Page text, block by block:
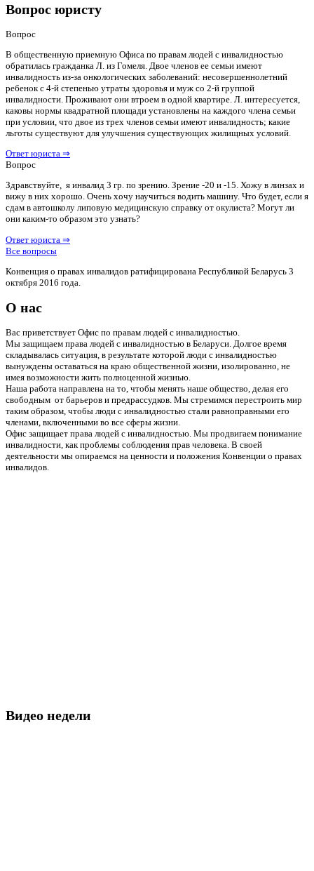
Вопрос юристу
Вопрос
В общественную приемную Офиса по правам людей с инвалидностью
обратилась гражданка Л. из Гомеля. Двое членов ее семьи имеют
инвалидность из-за онкологических заболеваний: несовершеннолетний
ребенок с 4-й степенью утраты здоровья и муж со 2-й группой
инвалидности. Проживают они втроем в одной квартире. Л. интересуется,
каковы нормы квадратной площади установлены на каждого члена семьи
при условии, что двое из трех членов семьи имеют инвалидность; какие
льготы существуют для улучшения существующих жилищных условий.
Ответ юриста ⇒
Вопрос
Здравствуйте, я инвалид 3 гр. по зрению. Зрение -20 и -15. Хожу в линзах и
вижу в них хорошо. Очень хочу научиться водить машину. Что будет, если я
сдам в автошколу липовую медицинскую справку от окулиста? Могут ли
они каким-то образом это узнать?
Ответ юриста ⇒
Все вопросы
Конвенция о правах инвалидов ратифицирована Республикой Беларусь 3
октября 2016 года.
О нас
Вас приветствует Офис по правам людей с инвалидностью.
Мы защищаем права людей с инвалидностью в Беларуси. Долгое время
складывалась ситуация, в результате которой люди с инвалидностью
вынуждены оставаться на краю общественной жизни, изолированно, не
имея возможности жить полноценной жизнью.
Наша работа направлена на то, чтобы менять наше общество, делая его
свободным от барьеров и предрассудков. Мы стремимся перестроить мир
таким образом, чтобы люди с инвалидностью стали равноправными его
членами, включенными во все сферы жизни.
Офис защищает права людей с инвалидностью. Мы продвигаем понимание
инвалидности, как проблемы соблюдения прав человека. В своей
деятельности мы опираемся на ценности и положения Конвенции о правах
инвалидов.
Видео недели